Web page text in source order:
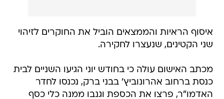
איסוף הראיות והממצאים הוביל את החוקרים לזיהוי
שני הקטינים, שנעצרו לחקירה.
מכתב האישום עולה כי בחודש יוני הגיעו השניים לבית
כנסת ברחוב אהרונוביץ' בבני ברק, נכנסו לחדר
האדמו"ר, פרצו את הכספת וגנבו ממנה כלי כסף